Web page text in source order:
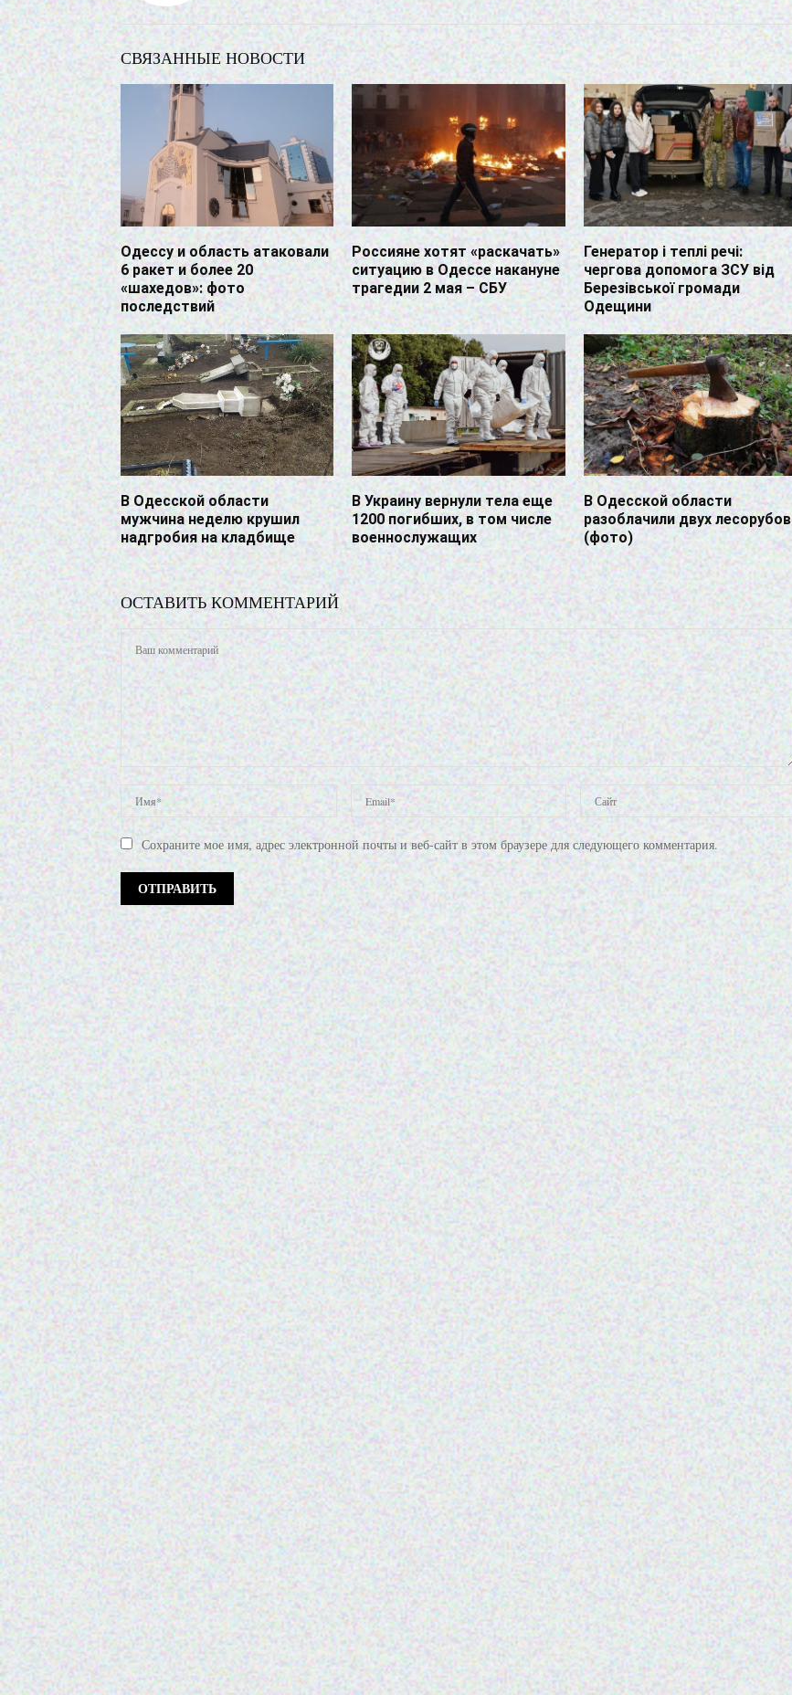
СВЯЗАННЫЕ НОВОСТИ
Одессу и область атаковали
6 ракет и более 20
«шахедов»: фото
последствий
Россияне хотят «раскачать»
ситуацию в Одессе накануне
трагедии 2 мая – СБУ
Генератор і теплі речі:
чергова допомога ЗСУ від
Березівської громади
Одещини
В Одесской области
мужчина неделю крушил
надгробия на кладбище
В Украину вернули тела еще
1200 погибших, в том числе
военнослужащих
В Одесской области
разоблачили двух лесорубов
(фото)
ОСТАВИТЬ КОММЕНТАРИЙ
Сохраните мое имя, адрес электронной почты и веб-сайт в этом браузере для следующего комментария.